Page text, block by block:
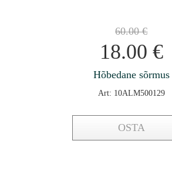
60.00€
18.00 €
Hõbedane sõrmus
Art: 10ALM500129
OSTA